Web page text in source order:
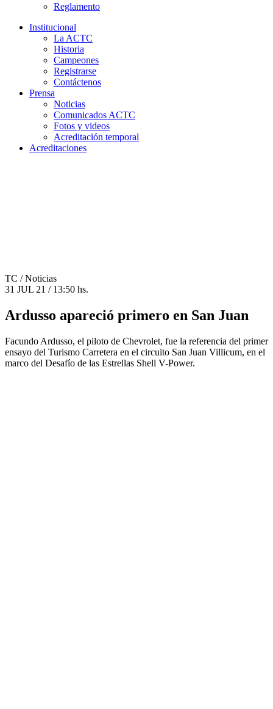
Reglamento
Institucional
La ACTC
Historia
Campeones
Registrarse
Contáctenos
Prensa
Noticias
Comunicados ACTC
Fotos y videos
Acreditación temporal
Acreditaciones
TC / Noticias
31 JUL 21 / 13:50 hs.
Ardusso apareció primero en San Juan
Facundo Ardusso, el piloto de Chevrolet, fue la referencia del primer
ensayo del Turismo Carretera en el circuito San Juan Villicum, en el
marco del Desafío de las Estrellas Shell V-Power.